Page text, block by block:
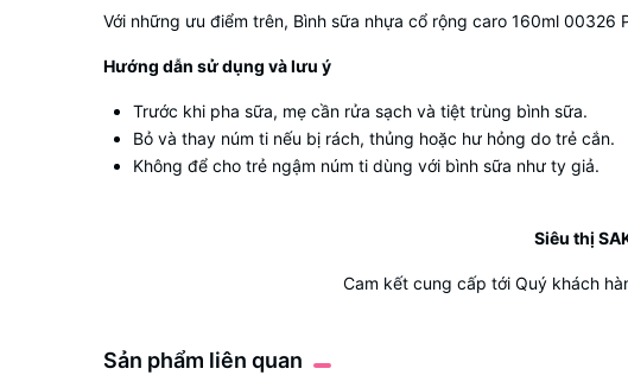
Với những ưu điểm trên, Bình sữa nhựa cổ rộng caro 160ml
Hướng dẫn sử dụng và lưu ý
Trước khi pha sữa, mẹ cần rửa sạch và tiệt trùng bình sữa.
Bỏ và thay núm ti nếu bị rách, thủng hoặc hư hỏng do trẻ cắn.
Không để cho trẻ ngậm núm ti dùng với bình sữa như ty giả.
Siêu thị
Cam kết cung cấp tới Quý khách
Sản phẩm liên quan